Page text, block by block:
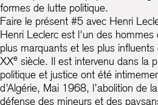
formes de lutte politique.
Faire le présent #5 avec Henri
Henri Leclerc est l'un des hommes
plus marquants et les plus
XXe siècle. Il est intervenu dans la
politique et justice ont été
d’Algérie, Mai 1968, l’abolition de
défense des mineurs et des